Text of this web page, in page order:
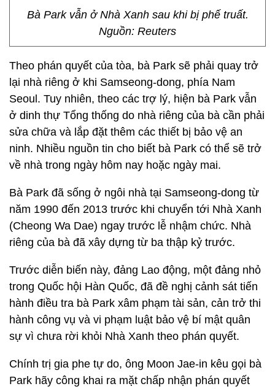
Bà Park vẫn ở Nhà Xanh sau khi bị phế truất.
Nguồn: Reuters
Theo phán quyết của tòa, bà Park sẽ phải quay trở
lại nhà riêng ở khi Samseong-dong, phía Nam
Seoul. Tuy nhiên, theo các trợ lý, hiện bà Park vẫn
ở dinh thự Tổng thống do nhà riêng của bà cần phải
sửa chữa và lắp đặt thêm các thiết bị bảo vệ an
ninh. Nhiều nguồn tin cho biết bà Park có thể sẽ trở
về nhà trong ngày hôm nay hoặc ngày mai.
Bà Park đã sống ở ngôi nhà tại Samseong-dong từ
năm 1990 đến 2013 trước khi chuyển tới Nhà Xanh
(Cheong Wa Dae) ngay trước lễ nhậm chức. Nhà
riêng của bà đã xây dựng từ ba thập kỷ trước.
Trước diễn biến này, đảng Lao động, một đảng nhỏ
trong Quốc hội Hàn Quốc, đã đề nghị cảnh sát tiến
hành điều tra bà Park xâm phạm tài sản, cản trở thi
hành công vụ và vi phạm luật bảo vệ bí mật quân
sự vì chưa rời khỏi Nhà Xanh theo phán quyết.
Chính trị gia phe tự do, ông Moon Jae-in kêu gọi bà
Park hãy công khai ra mặt chấp nhận phán quyết